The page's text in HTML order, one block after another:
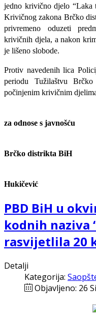
jedno krivično djelo “Laka
Krivičnog zakona Brčko
privremeno oduzeti
krivičnih djela, a nakon
je lišeno slobode.
Protiv navedenih lica
periodu Tužilaštvu
počinjenim krivičnim
za odnose s javnošću
Brčko distrikta BiH
Hukičević
PBD BiH u
kodnih naziva
rasvijetlila 20
Detalji
Kategorija:
Objavljeno: 26